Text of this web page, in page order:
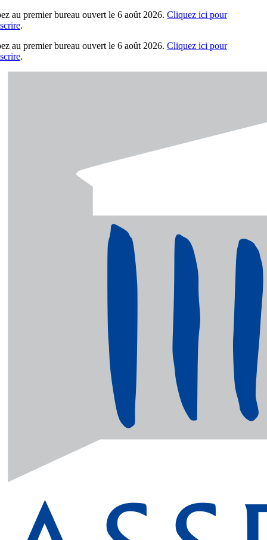
au premier bureau ouvert le 6 août 2026. Cliquez ici pour
.
au premier bureau ouvert le 6 août 2026. Cliquez ici pour
.